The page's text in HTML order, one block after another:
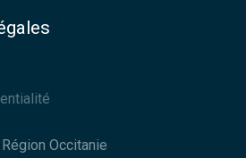
Occitanie